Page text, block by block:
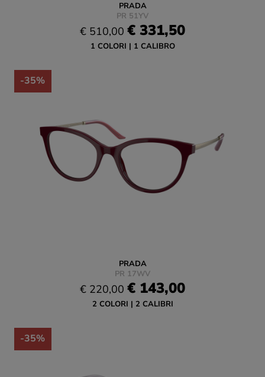
PRADA
PR 51YV
€ 510,00 € 331,50
1 COLORI 1 CALIBRO
-35%
PRADA
PR 17WV
€ 220,00 € 143,00
2 COLORI 2 CALIBRI
-35%